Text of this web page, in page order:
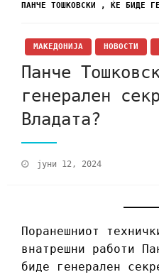
ПАНЧЕ ТОШКОВСКИ , ЌЕ БИДЕ
МАКЕДОНИЈА НОВОСТИ
Панче
генерален
Владата?
јуни 12, 2024
Поранешниот
внатрешни работи
биде генерален